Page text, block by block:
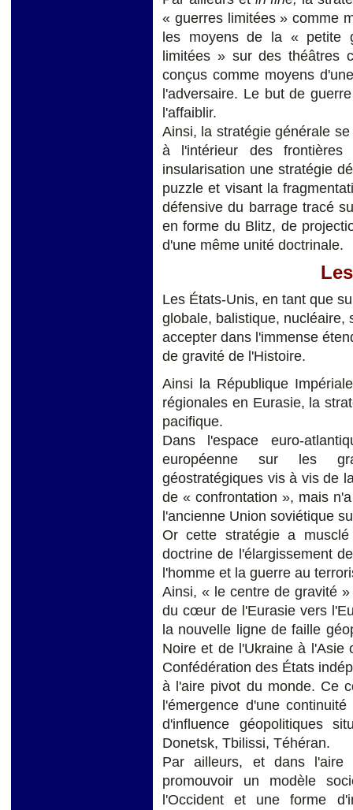
« guerres limitées » comme
les moyens de la « petite
limitées » sur des théâtres
conçus comme moyens
l'adversaire. Le but de
l'affaiblir.
Ainsi, la stratégie générale
à l'intérieur des
insularisation une stratégie
puzzle et visant la
défensive du barrage tracé
en forme du Blitz, de
d'une même unité doctrinale.
Les États-Unis, en tant que
globale, balistique, nucléaire,
accepter dans l'immense
de gravité de l'Histoire.
Ainsi la République
régionales en Eurasie, la
pacifique.
Dans l'espace euro-
européenne sur les
géostratégiques vis à vis de
de « confrontation », mais
l'ancienne Union soviétique
Or cette stratégie a musclé
doctrine de l'élargissement
l'homme et la guerre au
Ainsi, « le centre de gravité
du cœur de l'Eurasie vers
la nouvelle ligne de faille
Noire et de l'Ukraine à l'Asie
Confédération des États
à l'aire pivot du monde. Ce
l'émergence d'une
d'influence géopolitiques
Donetsk, Tbilissi, Téhéran.
Par ailleurs, et dans l'aire
promouvoir un modèle
l'Occident et une forme